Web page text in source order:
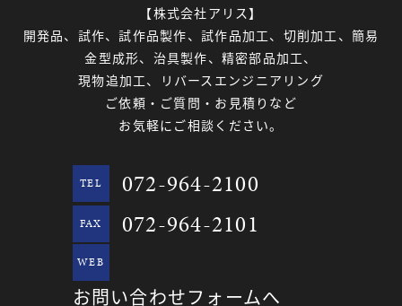
【株式会社アリス】
開発品、試作、試作品製作、試作品加工、切削加工、簡易
金型成形、治具製作、精密部品加工、
現物追加工、リバースエンジニアリング
ご依頼・ご質問・お見積りなど
お気軽にご相談ください。
TEL 072-964-2100
FAX 072-964-2101
WEB
お問い合わせフォームへ